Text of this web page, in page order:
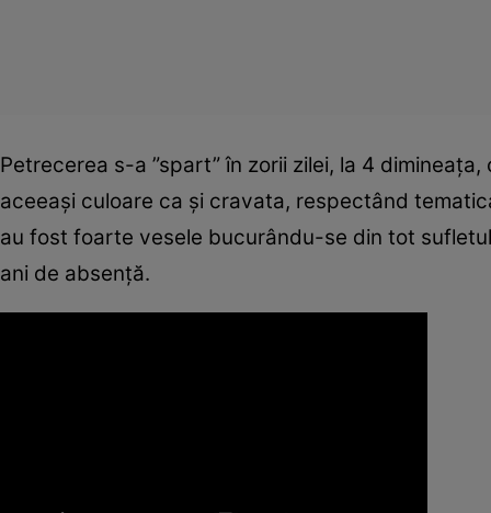
Petrecerea s-a ”spart” în zorii zilei, la 4
aceeaşi culoare ca şi cravata, respectând
au fost foarte vesele bucurându-se din tot
ani de absenţă.